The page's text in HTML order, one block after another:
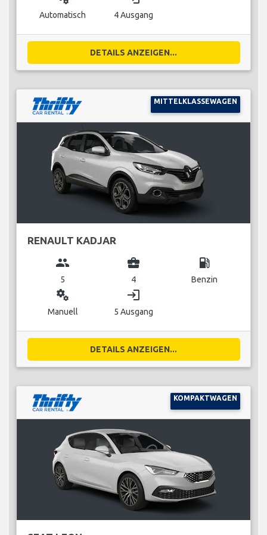
Automatisch 4 Ausgang
DETAILS ANZEIGEN...
MITTELKLASSEWAGEN
RENAULT KADJAR
group
5
business_center
4
local_gas_station
Benzin
miscellaneous_services
Manuell
login
5 Ausgang
DETAILS ANZEIGEN...
KOMPAKTWAGEN